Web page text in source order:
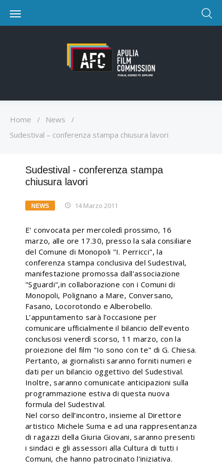
Home / News
/
Sudestival – conferenza stampa chiusura lavori
Sudestival - conferenza stampa
chiusura lavori
NEWS 14 Marzo 2011
E’ convocata per mercoledì prossimo, 16
marzo, alle ore 17.30, presso la sala consiliare
del Comune di Monopoli "I. Perricci", la
conferenza stampa conclusiva del Sudestival,
manifestazione promossa dall’associazione
"Sguardi",in collaborazione con i Comuni di
Monopoli, Polignano a Mare, Conversano,
Fasano, Locorotondo e Alberobello.
L’appuntamento sarà l’occasione per
comunicare ufficialmente il bilancio dell’evento
conclusosi venerdì scorso, 11 marzo, con la
proiezione del film "Io sono con te" di G. Chiesa.
Pertanto, ai giornalisti saranno forniti numeri e
dati per un bilancio oggettivo del Sudestival.
Inoltre, saranno comunicate anticipazioni sulla
programmazione estiva di questa nuova
formula del Sudestival.
Nel corso dell’incontro, insieme al Direttore
artistico Michele Suma e ad una rappresentanza
di ragazzi della Giuria Giovani, saranno presenti
i sindaci e gli assessori alla Cultura di tutti i
Comuni, che hanno patrocinato l’iniziativa.